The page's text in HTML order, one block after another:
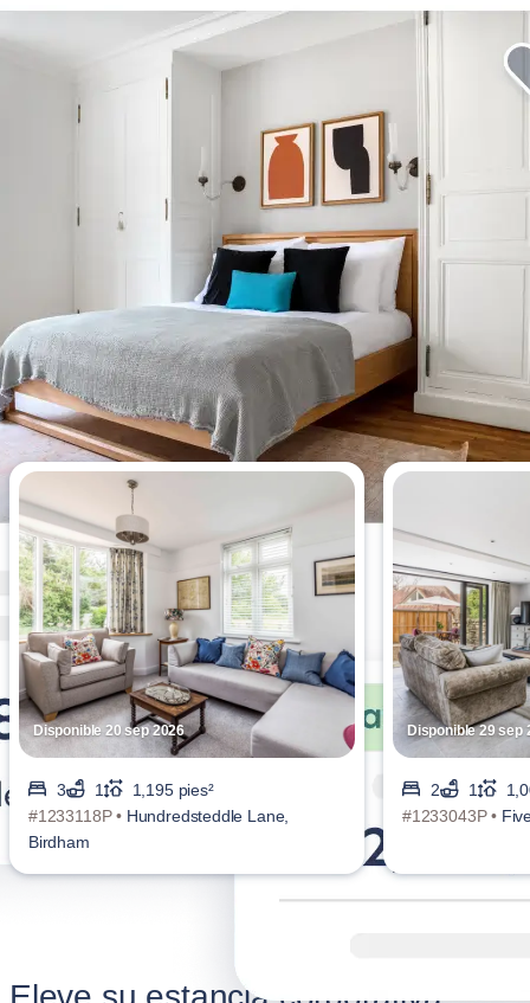
Apartamentos más vistos esta
semana
Disponible 20 sep 2026
3 1
1,195 pies²
#1233118P • Hundredsteddle Lane,
Birdham
Disponible 29 sep
2 1
#1233043P •